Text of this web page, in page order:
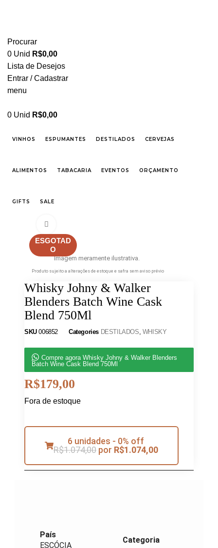
Procurar
0 Unid R$0,00
Lista de Desejos
Entrar / Cadastrar
menu
0 Unid R$0,00
VINHOS ESPUMANTES DESTILADOS CERVEJAS
ALIMENTOS TABACARIA EVENTOS ORÇAMENTO
GIFTS SALE
ESGOTAD
O
Imagem meramente ilustrativa.
Produto sujeito a alterações de estoque e safra sem aviso prévio
Whisky Johny & Walker
Blenders Batch Wine Cask
Blend 750Ml
SKU006852 Categories DESTILADOS, WHISKY
Compre agora Whisky Johny & Walker Blenders
Batch Wine Cask Blend 750Ml
R$179,00
Fora de estoque
6 unidades - 0% off
R$1.074,00 por R$1.074,00
País
ESCÓCIA
Categoria